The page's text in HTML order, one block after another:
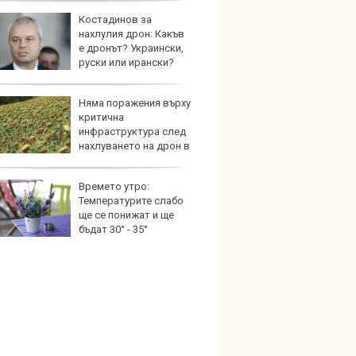
Костадинов за
нахлулия дрон: Какъв
е дронът? Украински,
руски или ирански?
Няма поражения върху
критична
инфраструктура след
нахлуването на дрон в
ни
Времето утро:
Температурите слабо
ще се понижат и ще
бъдат 30° - 35°